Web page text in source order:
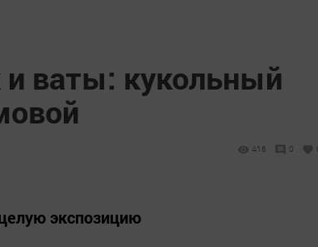
и ваты: кукольный
416 0
экспозицию